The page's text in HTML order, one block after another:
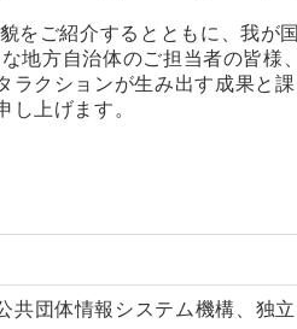
をご紹介するとともに、我が国
地方自治体のご担当者の皆様、
ラクションが生み出す成果と課
上げます。
共団体情報システム機構、独立